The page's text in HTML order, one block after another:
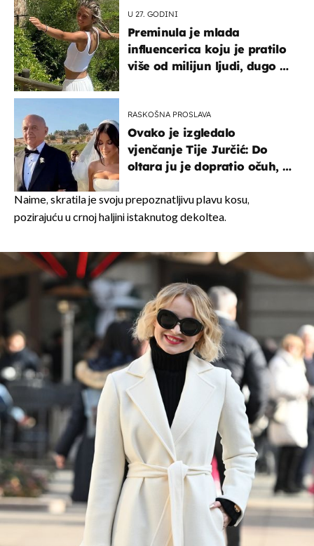
U 27. GODINI
Preminula je mlada
influencerica koju je pratilo
više od milijun ljudi, dugo se
RASKOŠNA PROSLAVA
Ovako je izgledalo
vjenčanje Tije Jurčić: Do
oltara ju je dopratio očuh, a
Naime, skratila je svoju prepoznatljivu plavu kosu,
pozirajuću u crnoj haljini istaknutog dekoltea.